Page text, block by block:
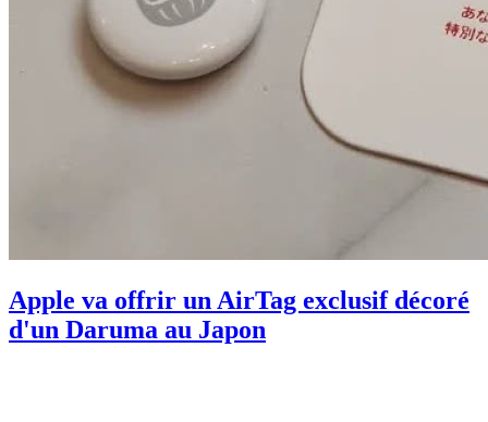
Apple va offrir un AirTag exclusif décoré
d'un Daruma au Japon